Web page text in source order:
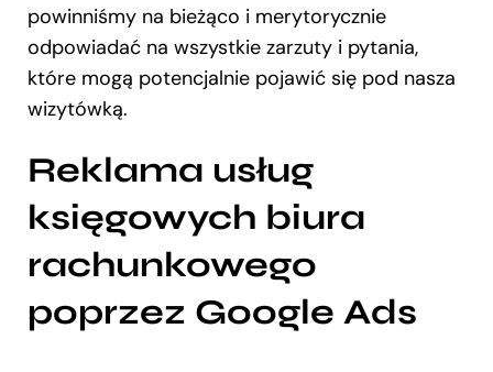
powinniśmy na bieżąco i merytorycznie
odpowiadać na wszystkie zarzuty i pytania,
które mogą potencjalnie pojawić się pod nasza
wizytówką.
Reklama usług
księgowych biura
rachunkowego
poprzez Google Ads